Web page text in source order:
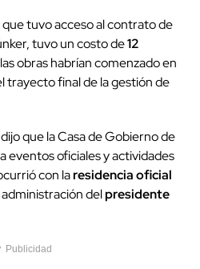
que tuvo acceso al contrato de
tuvo un costo de12
obras habrían comenzado en
trayecto final de la gestión de
dijo que la Casa de Gobierno de
eventos oficiales y actividades
con laresidencia oficial
administración delpresidente
Publicidad